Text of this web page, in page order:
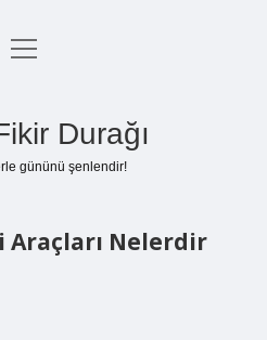
menüyü
Durağı
gününü şenlendir!
Araçları Nelerdir